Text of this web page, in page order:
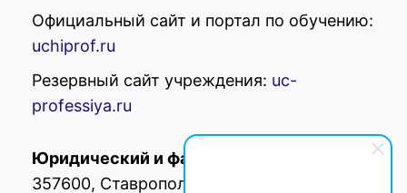
Официальный сайт и портал по обучению:
uchiprof.ru
Резервный сайт учреждения: uc-
professiya.ru
Юридический и фактический адрес:
357600, Ставропольский край, г.